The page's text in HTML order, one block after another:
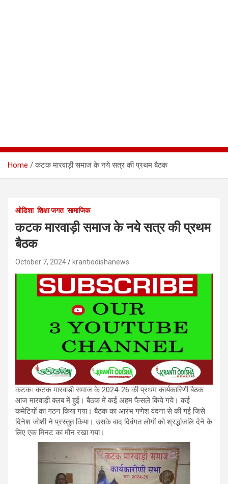
Home कटक मारवाड़ी समाज के नये सत्र की प्रथम बैठक
ओडिशा शिक्षा जगत सामाजिक
कटक मारवाड़ी समाज के नये सत्र की प्रथम
बैठक
October 7, 2024 krantiodishanews
कटकः कटक मारवाड़ी समाज के 2024-26 की प्रथम कार्यकारिणी बैठक
आज मारवाड़ी क्लब में हुई। बैठक में कई अहम फैसले किये गये। कई
कमेटियों का गठन किया गया। बैठक का आरंभ गणेश वंदना से की गई जिसे
दिनेश जोशी ने प्रस्तुत किया। उसके बाद दिवंगत लोगों को श्रद्धांजलि देने के
लिए एक मिनट का मौन रखा गया।